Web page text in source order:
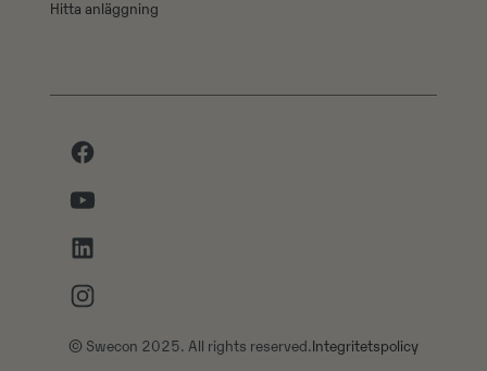
Hitta anläggning
© Swecon 2025. All rights reserved. Integritetspolicy
Facebook
LinkedIn
Instagram